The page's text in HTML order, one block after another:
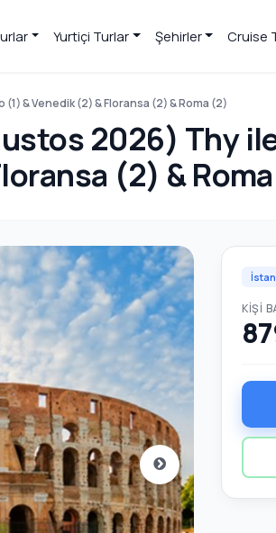
Yurtiçi Turlar Şehirler Cruise
& Venedik (2) & Floransa (2) & Roma (2)
2026) Thy
(2) &
KIŞI